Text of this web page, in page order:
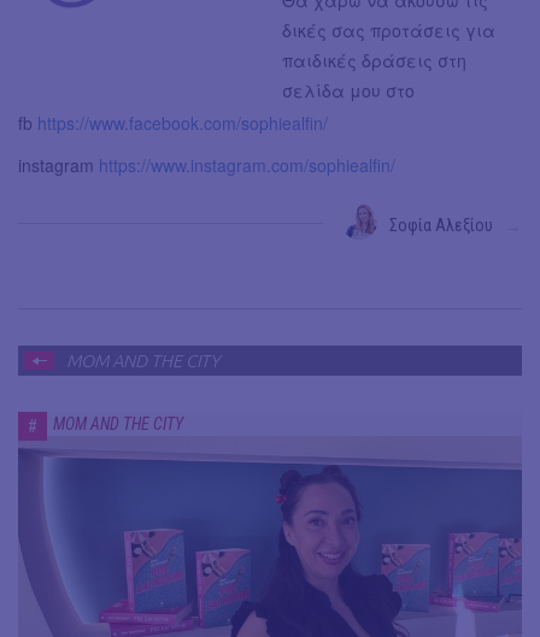
δικές σας προτάσεις για
παιδικές δράσεις στη
σελίδα μου στο
fb https://www.facebook.com/sophiealfin/
instagram https://www.instagram.com/sophiealfin/
Σοφία Αλεξίου
MOM AND THE CITY
# MOM AND THE CITY